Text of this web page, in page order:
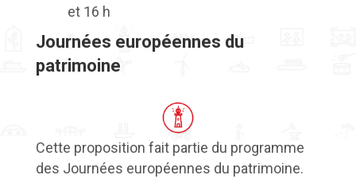
et 16 h
Journées européennes du
patrimoine
Cette proposition fait partie du programme
des Journées européennes du patrimoine.